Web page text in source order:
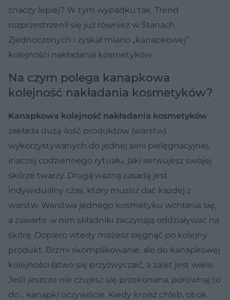
znaczy lepiej? W tym wypadku tak. Trend
rozprzestrzenił się już również w Stanach
Zjednoczonych i zyskał miano „kanapkowej”
kolejności nakładania kosmetyków.
Na czym polega kanapkowa
kolejność nakładania kosmetyków?
Kanapkowa kolejność nakładania kosmetyków
zakłada dużą ilość produktów (warstw)
wykorzystywanych do jednej serii pielęgnacyjnej,
inaczej codziennego rytuału, jaki serwujesz swojej
skórze twarzy. Drugą ważną zasadą jest
indywidualny czas, który musisz dać każdej z
warstw. Warstwa jednego kosmetyku wchłania się,
a zawarte w nim składniki zaczynają oddziaływać na
skórę. Dopiero wtedy możesz sięgnąć po kolejny
produkt. Brzmi skomplikowanie, ale do kanapkowej
kolejności łatwo się przyzwyczaić, a zalet jest wiele.
Jeśli jeszcze nie czujesz się przekonana, porównaj to
do… kanapki oczywiście. Kiedy kroisz chleb, obok